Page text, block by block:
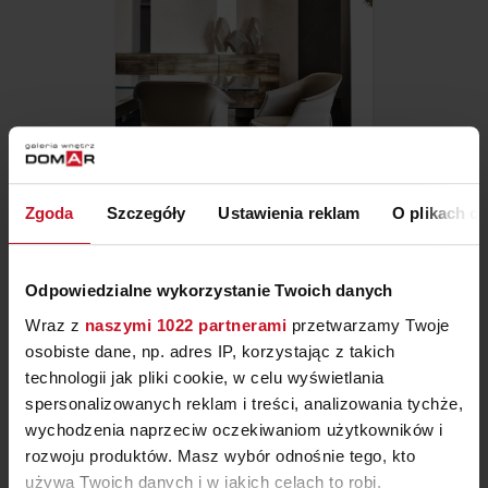
Zgoda Szczegóły Ustawienia reklam O plikach
Odpowiedzialne wykorzystanie Twoich danych
Wraz z naszymi 1022 partnerami przetwarzamy Twoje
osobiste dane, np. adres IP, korzystając z takich
technologii jak pliki cookie, w celu wyświetlania
spersonalizowanych reklam i treści, analizowania tychże,
wychodzenia naprzeciw oczekiwaniom użytkowników i
rozwoju produktów. Masz wybór odnośnie tego, kto
używa Twoich danych i w jakich celach to robi.
KRZESŁO ZULEIKA
ZAPYTAJ O CENĘ W SALONIE